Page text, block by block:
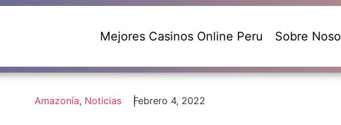
Mejores Casinos Online Peru Sobre
Amazonía, Noticias Febrero 4, 2022